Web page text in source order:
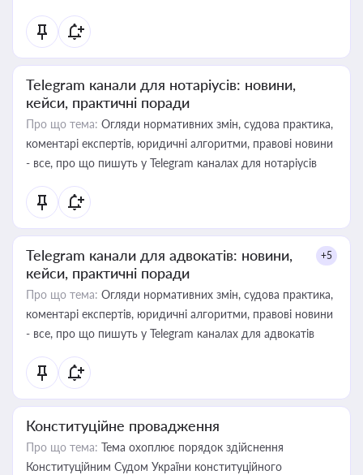
Telegram канали для нотаріусів: новини,
кейси, практичні поради
Про що тема: Огляди нормативних змін, судова практика,
коментарі експертів, юридичні алгоритми, правові новини
- все, про що пишуть у Telegram каналах для нотаріусів
Telegram канали для адвокатів: новини,
кейси, практичні поради
+5
Про що тема: Огляди нормативних змін, судова практика,
коментарі експертів, юридичні алгоритми, правові новини
- все, про що пишуть у Telegram каналах для адвокатів
Конституційне провадження
Про що тема: Тема охоплює порядок здійснення
Конституційним Судом України конституційного